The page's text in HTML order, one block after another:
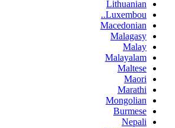
Lithuanian
Luxembou..
Macedonian
Malagasy
Malay
Malayalam
Maltese
Maori
Marathi
Mongolian
Burmese
Nepali